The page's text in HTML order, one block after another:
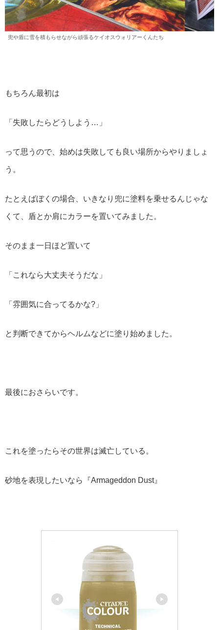
兜や盾に雪を積もらせながら頑張るケイオスウォリアーくんたち
もちろん最初は
「失敗したらどうしよう…」
って思うので、始めは失敗しても良い場所からやりましょ
う。
たとえばぼくの場合、いきなり兜に塗料を乗せるんじゃな
くて、盾とか肩にカラーを置いてみました。
そのまま一日ほど置いて
「これなら大丈夫そうだな」
「雰囲気に合ってるかな?」
と判断できてからヘルムなどに塗り始めました。
最後におさらいです。
これを塗ったらその世界は滅亡している。
砂地を表現したいなら『Armageddon Dust』